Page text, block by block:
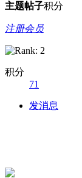
主题帖子积分
注册会员
积分
71
发消息